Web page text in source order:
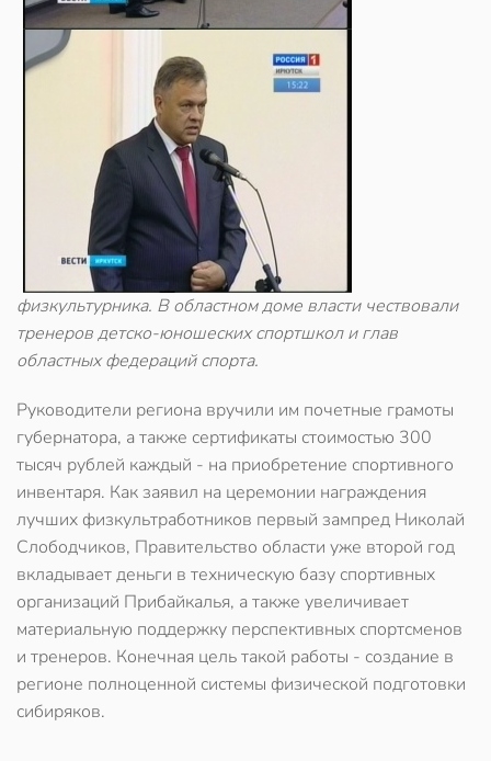
физкультурника. В областном доме власти чествовали
тренеров детско-юношеских спортшкол и глав
областных федераций спорта.
Руководители региона вручили им почетные грамоты
губернатора, а также сертификаты стоимостью 300
тысяч рублей каждый - на приобретение спортивного
инвентаря. Как заявил на церемонии награждения
лучших физкультработников первый зампред Николай
Слободчиков, Правительство области уже второй год
вкладывает деньги в техническую базу спортивных
организаций Прибайкалья, а также увеличивает
материальную поддержку перспективных спортсменов
и тренеров. Конечная цель такой работы - создание в
регионе полноценной системы физической подготовки
сибиряков.